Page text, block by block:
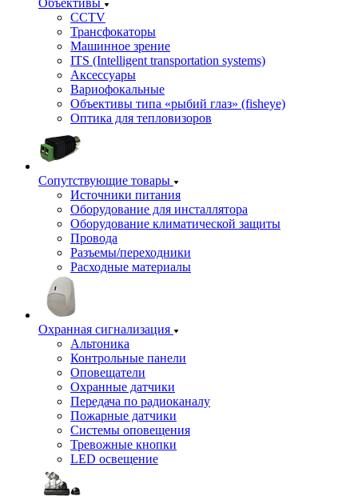
Объективы
CCTV
Трансфокаторы
Машинное зрение
ITS (Intelligent transportation systems)
Аксессуары
Вариофокальные
Объективы типа «рыбий глаз» (fisheye)
Оптика для тепловизоров
Сопутствующие товары
Источники питания
Оборудование для инсталлятора
Оборудование климатической защиты
Провода
Разъемы/переходники
Расходные материалы
Охранная сигнализация
Альтоника
Контрольные панели
Оповещатели
Охранные датчики
Передача по радиоканалу
Пожарные датчики
Системы оповещения
Тревожные кнопки
LED освещение